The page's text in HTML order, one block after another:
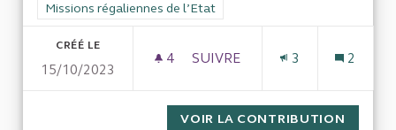
Filtrer les résultats de la catégorie : Missions régaliennes de
Missions régaliennes de l’Etat
CRÉÉ LE
15/10/2023
4 4 ABONNÉS
SUIVRE
3 2
VOIR LA CONTRIBUTION